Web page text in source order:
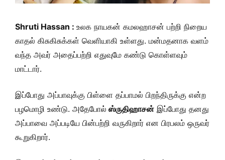
Shruti Hassan : உலக நாயகன் கமலஹாசன் பற்றி நிறைய
காதல் கிசுகிசுக்கள் வெளியாகி உள்ளது. மன்மதனாக வளம்
வந்த அவர் அதைப்பற்றி எதுவுமே கண்டு கொள்ளவும்
மாட்டார்.
இப்போது அப்பாவுக்கு பிள்ளை தப்பாமல் பிறந்திருக்கு என்ற
பழமொழி உண்டு. அதேபோல் ஸ்ருதிஹாசன் இப்போது தனது
அப்பாவை அப்படியே பின்பற்றி வருகிறார் என பிரபலம் ஒருவர்
கூறுகிறார்.